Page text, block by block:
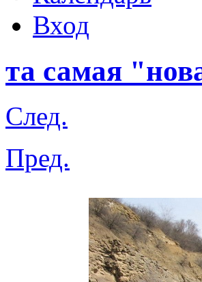
Вход
та самая
След.
Пред.